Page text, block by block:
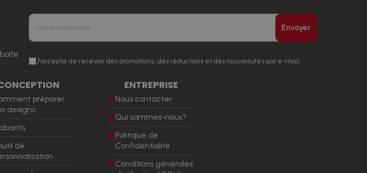
Envoyer
J'accepte de recevoir des promotions, des réductions et des nouveautés par e-mail.
préparer
designs
de
ENTREPRISE
Nous contacter
Qui sommes-nous?
Politique de
Confidentialité
Conditions générales